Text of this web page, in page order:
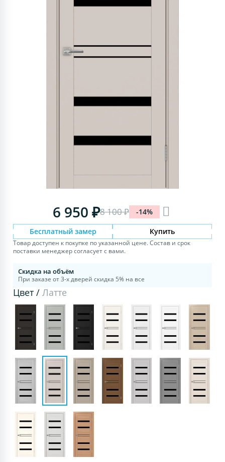
6 950 ₽8 100 ₽ -14%
Бесплатный замер Купить
Товар доступен к покупке по указанной цене. Состав и срок
поставки менеджер согласует с вами.
Скидка на объём
При заказе от 3-х дверей скидка 5% на все
Цвет /Латте